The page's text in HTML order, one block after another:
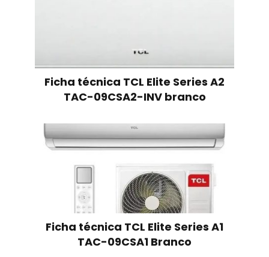
Ficha técnica TCL Elite Series A2
TAC-09CSA2-INV branco
Ficha técnica TCL Elite Series A1
TAC-09CSA1 Branco